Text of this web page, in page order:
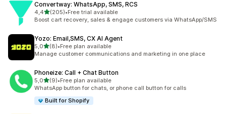
Convertway: WhatsApp, SMS, RCS
4,4z 5 hvězd
(205)
Celkový počet recenzí: 205
•Free trial available
Boost cart recovery, sales & engage customers via WhatsApp/SMS
Yozo: Email,SMS, CX AI Agent
5,0z 5 hvězd
(8)
Celkový počet recenzí: 8
•Free plan available
Manage customer communications and marketing in one place
Phoneize: Call + Chat Button
5,0z 5 hvězd
(9)
Celkový počet recenzí: 9
•Free plan available
WhatsApp button for chats, or phone call button for calls
Built for Shopify